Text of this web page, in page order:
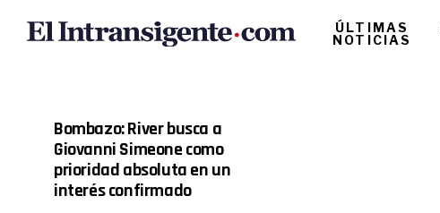
ÚLTIMAS
NOTICIAS
Bombazo: River busca a
Giovanni Simeone como
prioridad absoluta en un
interés confirmado